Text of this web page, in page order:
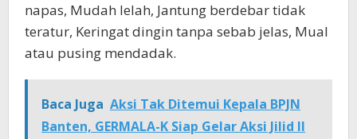
napas, Mudah lelah, Jantung berdebar tidak
teratur, Keringat dingin tanpa sebab jelas, Mual
atau pusing mendadak.
Baca Juga Aksi Tak Ditemui Kepala BPJN
Banten, GERMALA-K Siap Gelar Aksi Jilid II